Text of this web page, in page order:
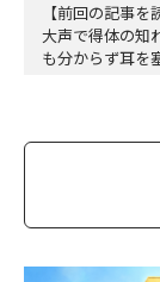
【前回の記事
大声で得体の知
も分からず耳を
あるし、冷たい